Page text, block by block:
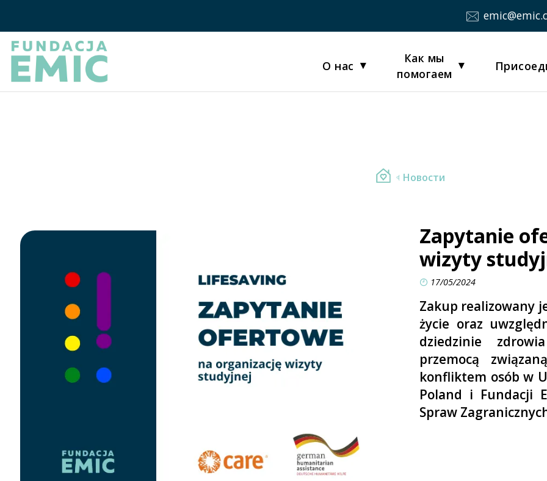
О нас
Как мы
помогаем
Новости
Zapytanie
wizyty
17/05/2024
Zakup realizowany
życie oraz
dziedzinie
przemocą
konfliktem osób w
Poland i Fundacji
Spraw